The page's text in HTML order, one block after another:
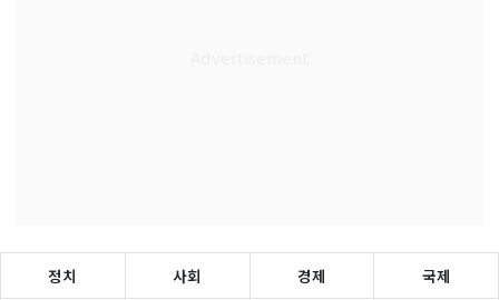
정치 사회 경제 국제